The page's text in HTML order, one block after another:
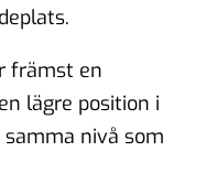
främst en
lägre position i
nivå som